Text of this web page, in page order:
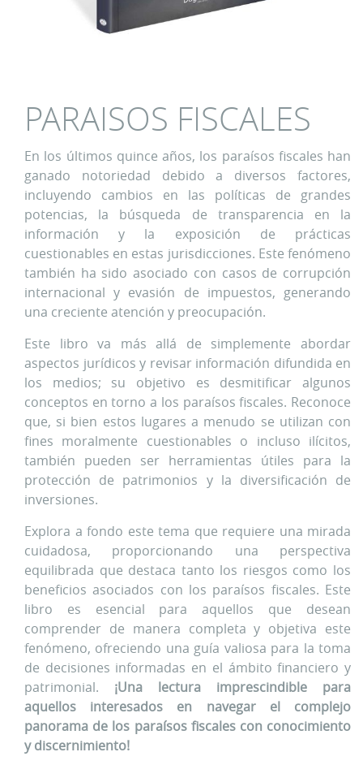
PARAISOS FISCALES
En los últimos quince años, los paraísos fiscales han
ganado notoriedad debido a diversos factores,
incluyendo cambios en las políticas de grandes
potencias, la búsqueda de transparencia en la
información y la exposición de prácticas
cuestionables en estas jurisdicciones. Este fenómeno
también ha sido asociado con casos de corrupción
internacional y evasión de impuestos, generando
una creciente atención y preocupación.
Este libro va más allá de simplemente abordar
aspectos jurídicos y revisar información difundida en
los medios; su objetivo es desmitificar algunos
conceptos en torno a los paraísos fiscales. Reconoce
que, si bien estos lugares a menudo se utilizan con
fines moralmente cuestionables o incluso ilícitos,
también pueden ser herramientas útiles para la
protección de patrimonios y la diversificación de
inversiones.
Explora a fondo este tema que requiere una mirada
cuidadosa, proporcionando una perspectiva
equilibrada que destaca tanto los riesgos como los
beneficios asociados con los paraísos fiscales. Este
libro es esencial para aquellos que desean
comprender de manera completa y objetiva este
fenómeno, ofreciendo una guía valiosa para la toma
de decisiones informadas en el ámbito financiero y
patrimonial. ¡Una lectura imprescindible para
aquellos interesados en navegar el complejo
panorama de los paraísos fiscales con conocimiento
y discernimiento!